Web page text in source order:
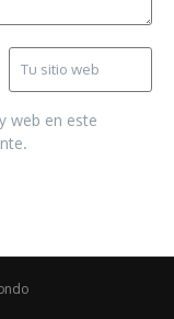
web en este